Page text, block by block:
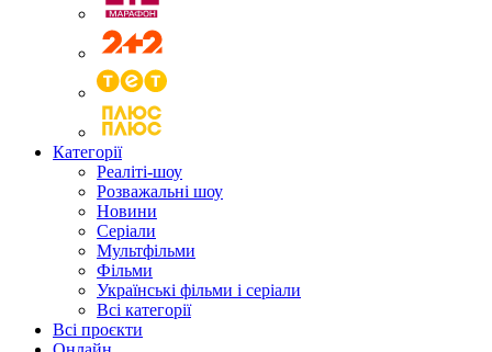
Категорії
Реаліті-шоу
Розважальні шоу
Новини
Серіали
Мультфільми
Фільми
Українські фільми і серіали
Всі категорії
Всі проєкти